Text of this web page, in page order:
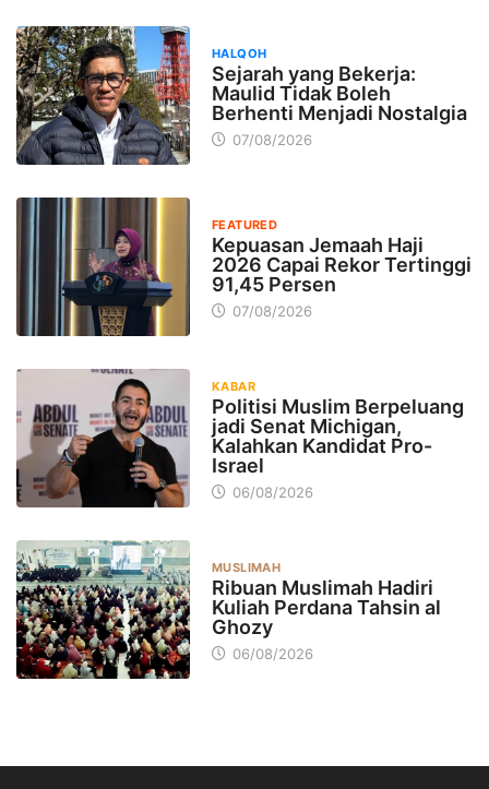
HALQOH
Sejarah yang Bekerja:
Maulid Tidak Boleh
Berhenti Menjadi Nostalgia
07/08/2026
FEATURED
Kepuasan Jemaah Haji
2026 Capai Rekor Tertinggi
91,45 Persen
07/08/2026
KABAR
Politisi Muslim Berpeluang
jadi Senat Michigan,
Kalahkan Kandidat Pro-
Israel
06/08/2026
MUSLIMAH
Ribuan Muslimah Hadiri
Kuliah Perdana Tahsin al
Ghozy
06/08/2026